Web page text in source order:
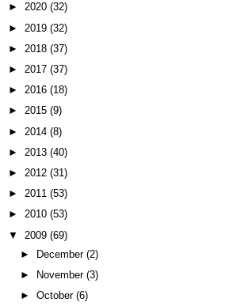
► 2020 (32)
► 2019 (32)
► 2018 (37)
► 2017 (37)
► 2016 (18)
► 2015 (9)
► 2014 (8)
► 2013 (40)
► 2012 (31)
► 2011 (53)
► 2010 (53)
▼ 2009 (69)
►
December(2)
►
November(3)
►October(6)